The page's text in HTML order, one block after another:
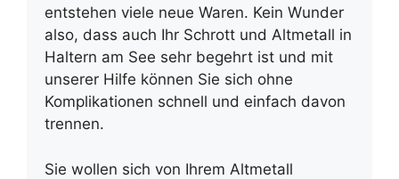
entstehen viele neue Waren. Kein Wunder
also, dass auch Ihr Schrott und Altmetall in
Haltern am See sehr begehrt ist und mit
unserer Hilfe können Sie sich ohne
Komplikationen schnell und einfach davon
trennen.
Sie wollen sich von Ihrem Altmetall